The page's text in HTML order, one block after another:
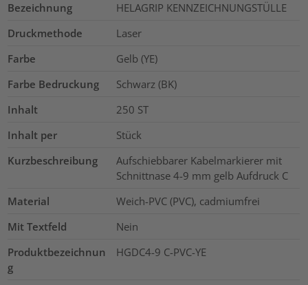
Bezeichnung
HELAGRIP KENNZEICHNUNGSTÜLLE
Druckmethode
Laser
Farbe
Gelb (YE)
Farbe Bedruckung
Schwarz (BK)
Inhalt
250 ST
Inhalt per
Stück
Kurzbeschreibung
Aufschiebbarer Kabelmarkierer mit
Schnittnase 4-9 mm gelb Aufdruck C
Material
Weich-PVC (PVC), cadmiumfrei
Mit Textfeld
Nein
Produktbezeichnun
g
HGDC4-9 C-PVC-YE